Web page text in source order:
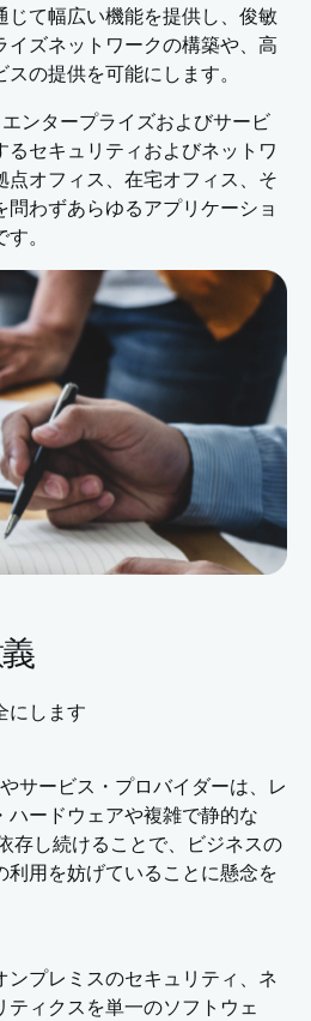
じて幅広い機能を提供し、俊敏
イズネットワークの構築や、高
の提供を可能にします。
ンタープライズおよびサービ
るセキュリティおよびネットワ
点オフィス、在宅オフィス、そ
問わずあらゆるアプリケーショ
。
にします
サービス・プロバイダーは、レ
ハードウェアや複雑で静的な
存し続けることで、ビジネスの
利用を妨げていることに懸念を
ンプレミスのセキュリティ、ネ
ティクスを単一のソフトウェ